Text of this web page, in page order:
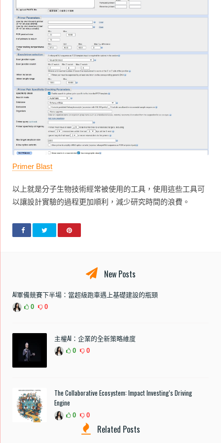
Primer Blast
以上就是分子生物技術經常被使用的工具，使用這些工具可
以讓設計實驗的過程更加順利，減少研究時間的浪費。
New Posts
AI軍備競賽下半場：當超級跑車遇上基礎建設的瓶頸
0 0
主權AI：企業的全新策略維度
0 0
The Collaborative Ecosystem: Impact Investing’s Driving
Engine
0 0
Related Posts